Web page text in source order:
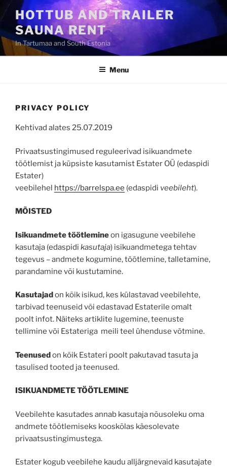
to
content
HOTTUB AND TRAILER
SAUNA RENT
In Tartumaa and South Estonia
Menu
PRIVACY POLICY
Kehtivad alates 25.07.2019
Privaatsustingimused reguleerivad isikuandmete
töötlemist ja küpsiste kasutamist Estater OÜ (edaspidi
Estater)
veebilehel https://barrelspa.ee (edaspidi veebileht).
MÕISTED
Isikuandmete töötlemineon igasugune veebilehe
kasutaja (edaspidi kasutaja) isikuandmetega tehtav
tegevus – andmete kogumine, töötlemine, talletamine,
parandamine või kustutamine.
Kasutajadon kõik isikud, kes külastavad veebilehte,
tarbivad teenuseid või edastavad Estaterile omalt
poolt infot. Näiteks artiklite lugemine, teenuste
tellimine või Estateriga meili teel ühenduse võtmine.
Teenusedon kõik Estateri poolt pakutavad tasuta ja
tasulised tooted ja teenused.
ISIKUANDMETE TÖÖTLEMINE
Veebilehte kasutades annab kasutaja nõusoleku oma
andmete töötlemiseks kooskõlas käesolevate
privaatsustingimustega.
Estater kogub veebilehe kaudu alljärgnevaid kasutajate